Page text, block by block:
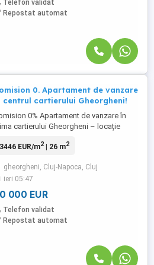
Telefon validat
Repostat automat
0. Apartament de vanzare
centrul cartierului Gheorgheni!
0% Apartament de vanzare în
cartierului Gheorgheni – locație
spre vânzare un apartament cu
mai apreciate zone ale cartierului
o locație liniștită și verde,
de la traficul ...
3446 EUR/m2| 26 m2
gheorgheni, Cluj-Napoca, Cluj
ieri 05:47
000 EUR
Telefon validat
Repostat automat